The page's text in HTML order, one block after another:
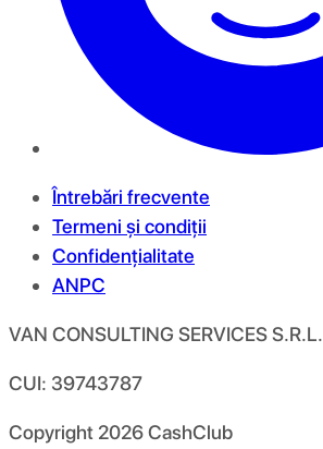
Întrebări frecvente
Termeni și condiții
Confidențialitate
ANPC
VAN CONSULTING SERVICES S.R.L.
CUI: 39743787
Copyright 2026CashClub